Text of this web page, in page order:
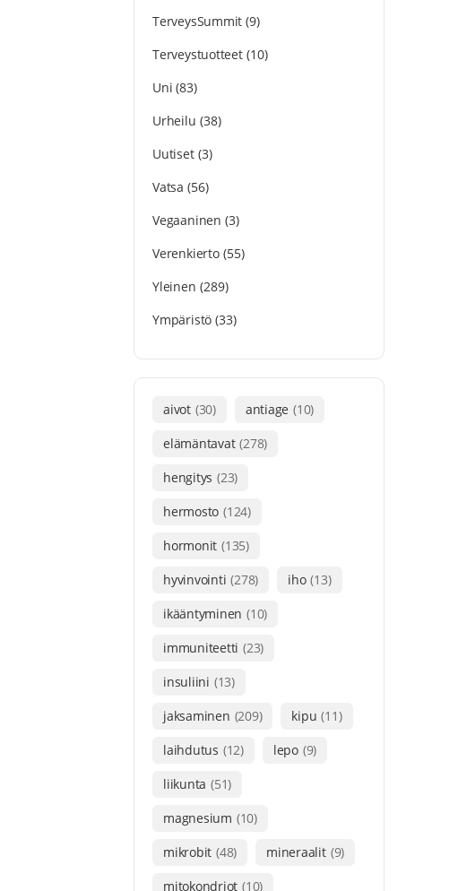
TerveysSummit (9)
Terveystuotteet(10)
Uni (83)
Urheilu (38)
Uutiset(3)
Vatsa (56)
Vegaaninen (3)
Verenkierto(55)
Yleinen (289)
Ympäristö (33)
aivot (30) antiage (10)
elämäntavat (278)
hengitys (23)
hermosto (124)
hormonit (135)
hyvinvointi (278) iho (13)
ikääntyminen (10)
immuniteetti (23)
insuliini (13)
jaksaminen (209) kipu (11)
laihdutus (12) lepo (9)
liikunta (51)
magnesium (10)
mikrobit (48) mineraalit (9)
mitokondriot (10)